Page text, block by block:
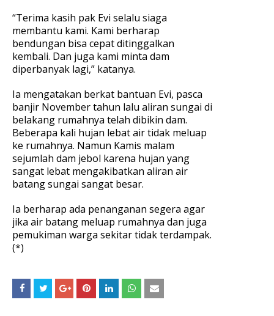
“Terima kasih pak Evi selalu siaga
membantu kami. Kami berharap
bendungan bisa cepat ditinggalkan
kembali. Dan juga kami minta dam
diperbanyak lagi,” katanya.
Ia mengatakan berkat bantuan Evi, pasca
banjir November tahun lalu aliran sungai di
belakang rumahnya telah dibikin dam.
Beberapa kali hujan lebat air tidak meluap
ke rumahnya. Namun Kamis malam
sejumlah dam jebol karena hujan yang
sangat lebat mengakibatkan aliran air
batang sungai sangat besar.
Ia berharap ada penanganan segera agar
jika air batang meluap rumahnya dan juga
pemukiman warga sekitar tidak terdampak.
(*)